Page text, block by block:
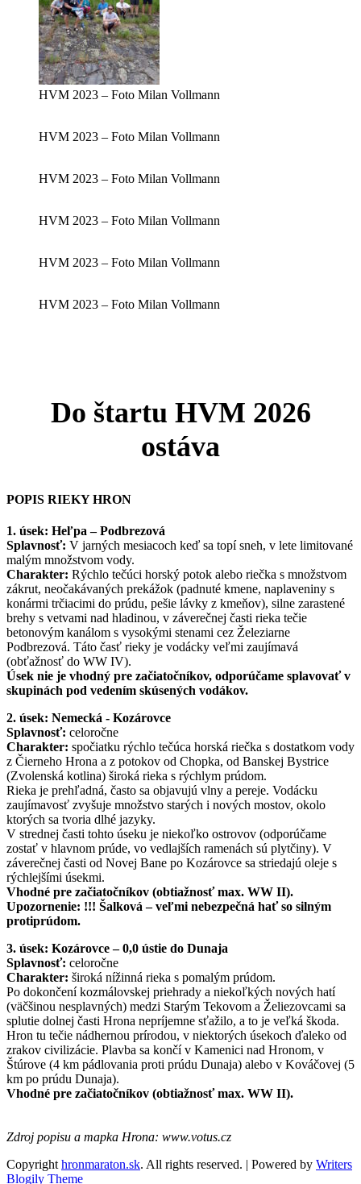
HVM 2023 – Foto Milan Vollmann
HVM 2023 – Foto Milan Vollmann
HVM 2023 – Foto Milan Vollmann
HVM 2023 – Foto Milan Vollmann
HVM 2023 – Foto Milan Vollmann
HVM 2023 – Foto Milan Vollmann
Do štartu HVM 2026
ostáva
POPIS RIEKY HRON
1. úsek: Heľpa – Podbrezová
Splavnosť: V jarných mesiacoch keď sa topí sneh, v lete limitované
malým množstvom vody.
Charakter: Rýchlo tečúci horský potok alebo riečka s množstvom
zákrut, neočakávaných prekážok (padnuté kmene, naplaveniny s
konármi trčiacimi do prúdu, pešie lávky z kmeňov), silne zarastené
brehy s vetvami nad hladinou, v záverečnej časti rieka tečie
betonovým kanálom s vysokými stenami cez Železiarne
Podbrezová. Táto časť rieky je vodácky veľmi zaujímavá
(obťažnosť do WW IV).
Úsek nie je vhodný pre začiatočníkov, odporúčame splavovať v
skupinách pod vedením skúsených vodákov.
2. úsek: Nemecká - Kozárovce
Splavnosť: celoročne
Charakter: spočiatku rýchlo tečúca horská riečka s dostatkom vody
z Čierneho Hrona a z potokov od Chopka, od Banskej Bystrice
(Zvolenská kotlina) široká rieka s rýchlym prúdom.
Rieka je prehľadná, často sa objavujú vlny a pereje. Vodácku
zaujímavosť zvyšuje množstvo starých i nových mostov, okolo
ktorých sa tvoria dlhé jazyky.
V strednej časti tohto úseku je niekoľko ostrovov (odporúčame
zostať v hlavnom prúde, vo vedlajších ramenách sú plytčiny). V
záverečnej časti od Novej Bane po Kozárovce sa striedajú oleje s
rýchlejšími úsekmi.
Vhodné pre začiatočníkov (obtiažnosť max. WW II).
Upozornenie: !!! Šalková – veľmi nebezpečná hať so silným
protiprúdom.
3. úsek: Kozárovce – 0,0 ústie do Dunaja
Splavnosť: celoročne
Charakter: široká nížinná rieka s pomalým prúdom.
Po dokončení kozmálovskej priehrady a niekoľkých nových hatí
(väčšinou nesplavných) medzi Starým Tekovom a Želiezovcami sa
splutie dolnej časti Hrona nepríjemne sťažilo, a to je veľká škoda.
Hron tu tečie nádhernou prírodou, v niektorých úsekoch ďaleko od
zrakov civilizácie. Plavba sa končí v Kamenici nad Hronom, v
Štúrove (4 km pádlovania proti prúdu Dunaja) alebo v Kováčovej (5
km po prúdu Dunaja).
Vhodné pre začiatočníkov (obtiažnosť max. WW II).
Zdroj popisu a mapka Hrona: www.votus.cz
Copyright hronmaraton.sk. All rights reserved. | Powered by Writers
Blogily Theme